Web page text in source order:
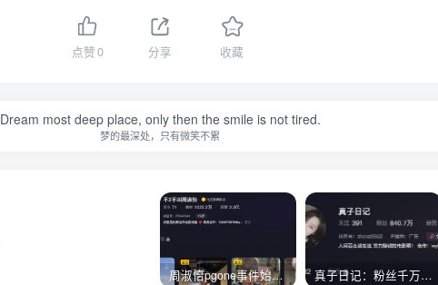
点赞0 分享 收藏
Dream most deep place, only then the smile is not tired.
梦的最深处，只有微笑不累
周淑怡pgone事件始末，周淑怡现状 真子日记：粉丝千万的真子日记是最懂反转的网红吗？